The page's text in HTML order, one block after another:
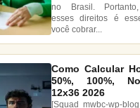
no Brasil.
esses direitos é
você cobrar...
Como Calcular
50%, 100%,
12x36 2026
[Squad mwbc-wp-